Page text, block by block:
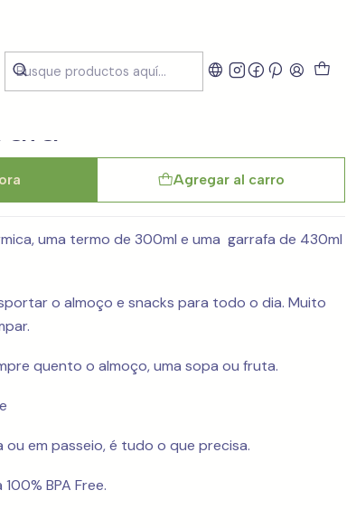
Kids com Termo de
Agregar al carro
uma termo de 300ml e uma garrafa de 430ml
o almoço e snacks para todo o dia. Muito
quento o almoço, uma sopa ou fruta.
ou em passeio, é tudo o que precisa.
BPA Free.